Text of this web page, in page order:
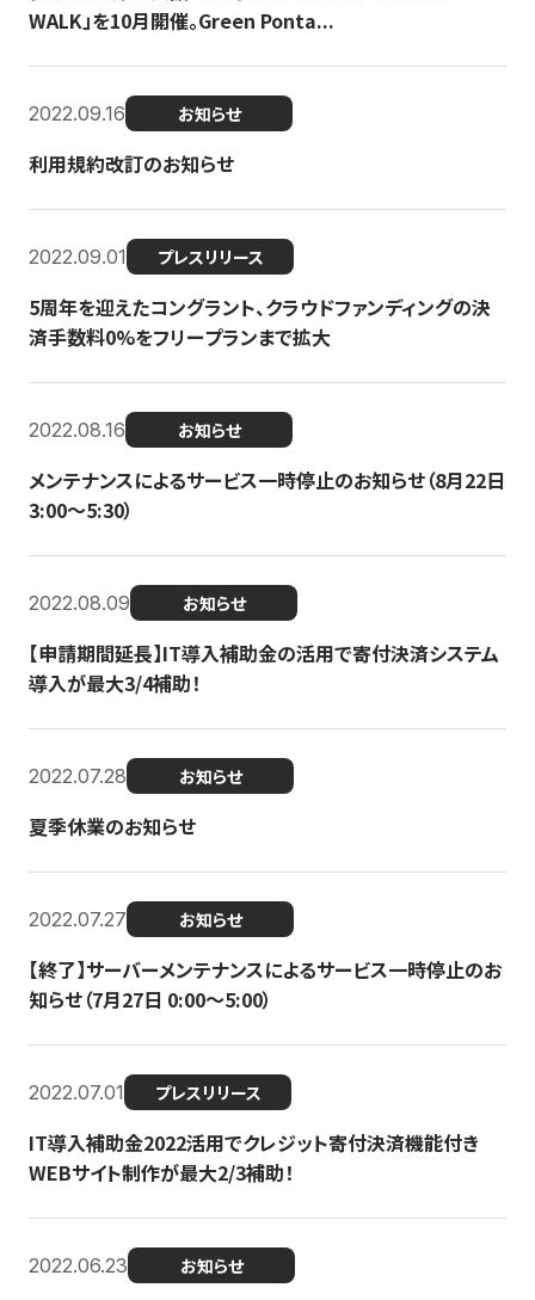
WALK」を10月開催。Green Ponta...
2022.09.16 お知らせ
利用規約改訂のお知らせ
2022.09.01 プレスリリース
5周年を迎えたコングラント、クラウドファンディングの決
済手数料0%をフリープランまで拡大
2022.08.16 お知らせ
メンテナンスによるサービス一時停止のお知らせ（8月22日
3:00〜5:30）
2022.08.09 お知らせ
【申請期間延長】IT導入補助金の活用で寄付決済システム
導入が最大3/4補助！
2022.07.28 お知らせ
夏季休業のお知らせ
2022.07.27 お知らせ
【終了】サーバーメンテナンスによるサービス一時停止のお
知らせ（7月27日 0:00〜5:00）
2022.07.01 プレスリリース
IT導入補助金2022活用でクレジット寄付決済機能付き
WEBサイト制作が最大2/3補助！
2022.06.23 お知らせ